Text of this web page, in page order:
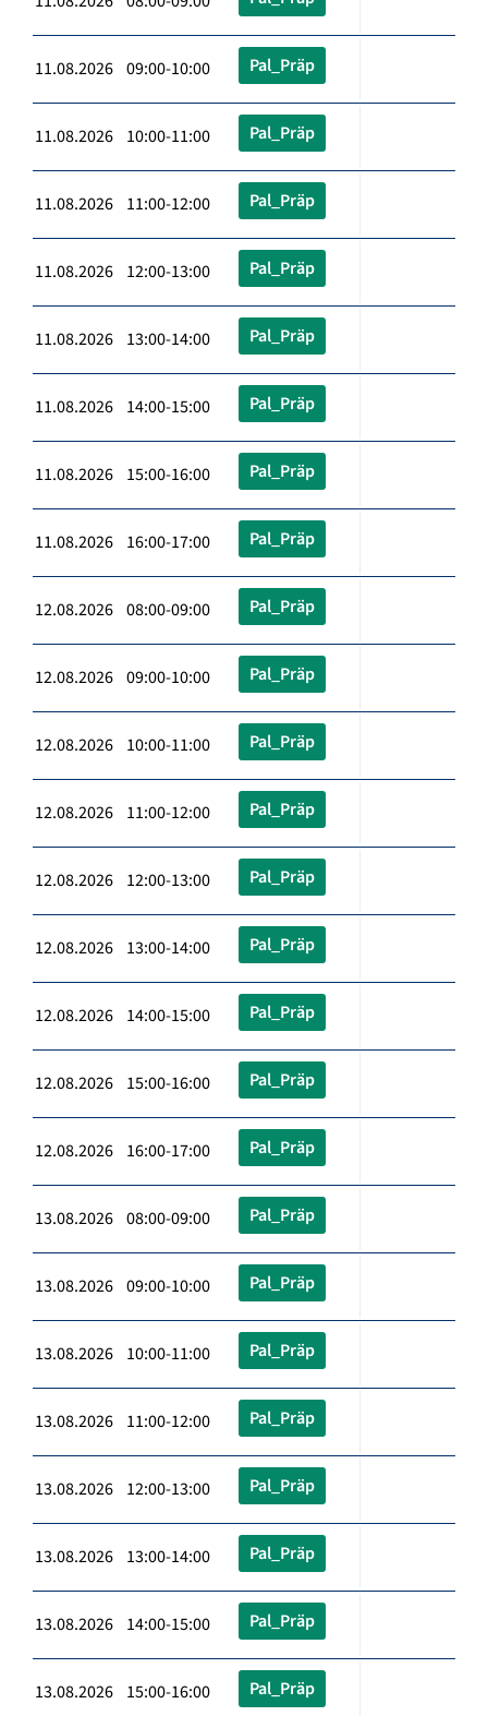
11.08.2026 09:00-10:00 Pal_Präp
11.08.2026 10:00-11:00 Pal_Präp
11.08.2026 11:00-12:00 Pal_Präp
11.08.2026 12:00-13:00 Pal_Präp
11.08.2026 13:00-14:00 Pal_Präp
11.08.2026 14:00-15:00 Pal_Präp
11.08.2026 15:00-16:00 Pal_Präp
11.08.2026 16:00-17:00 Pal_Präp
12.08.2026 08:00-09:00 Pal_Präp
12.08.2026 09:00-10:00 Pal_Präp
12.08.2026 10:00-11:00 Pal_Präp
12.08.2026 11:00-12:00 Pal_Präp
12.08.2026 12:00-13:00 Pal_Präp
12.08.2026 13:00-14:00 Pal_Präp
12.08.2026 14:00-15:00 Pal_Präp
12.08.2026 15:00-16:00 Pal_Präp
12.08.2026 16:00-17:00 Pal_Präp
13.08.2026 08:00-09:00 Pal_Präp
13.08.2026 09:00-10:00 Pal_Präp
13.08.2026 10:00-11:00 Pal_Präp
13.08.2026 11:00-12:00 Pal_Präp
13.08.2026 12:00-13:00 Pal_Präp
13.08.2026 13:00-14:00 Pal_Präp
13.08.2026 14:00-15:00 Pal_Präp
13.08.2026 15:00-16:00 Pal_Präp